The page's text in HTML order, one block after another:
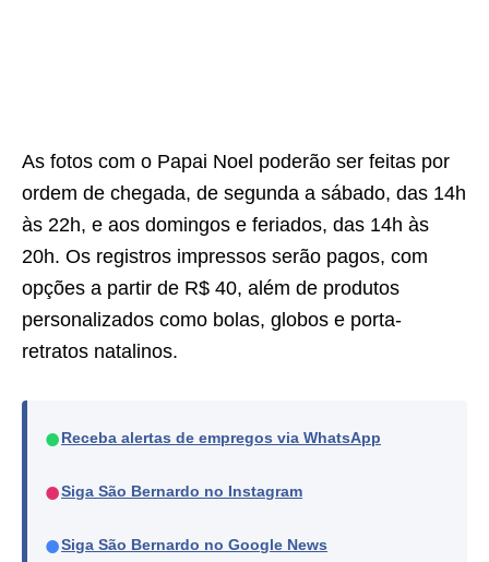
As fotos com o Papai Noel poderão ser feitas por
ordem de chegada, de segunda a sábado, das 14h
às 22h, e aos domingos e feriados, das 14h às
20h. Os registros impressos serão pagos, com
opções a partir de R$ 40, além de produtos
personalizados como bolas, globos e porta-
retratos natalinos.
● Receba alertas de empregos via WhatsApp
●Siga São Bernardo no Instagram
●Siga São Bernardo no Google News